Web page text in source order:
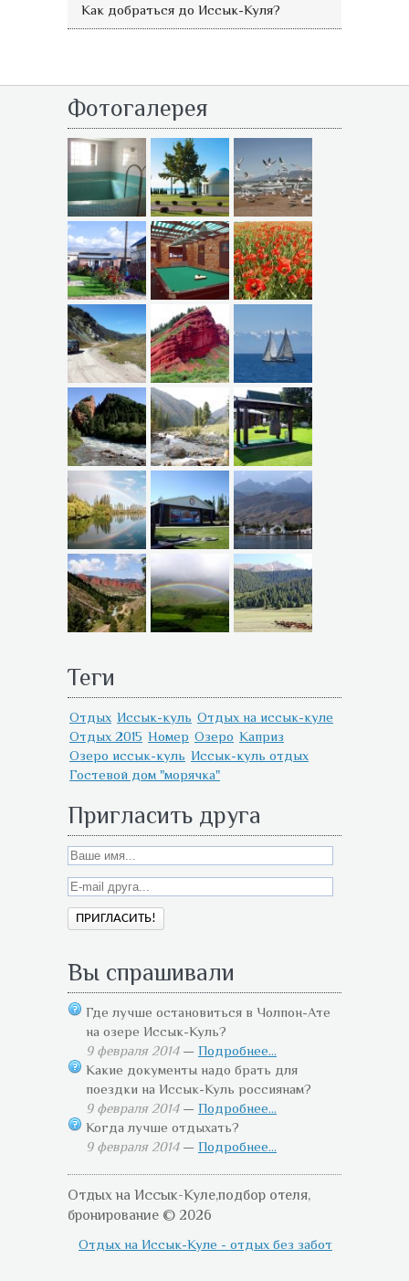
Как добраться до Иссык-Куля?
Фотогалерея
Теги
Отдых Иссык-куль Отдых на иссык-куле
Отдых 2015 Номер Озеро Каприз
Озеро иссык-куль Иссык-куль отдых
Гостевой дом "морячка"
Пригласить друга
Вы спрашивали
Где лучше остановиться в Чолпон-Ате
на озере Иссык-Куль?
9 февраля 2014— Подробнее...
Какие документы надо брать для
поездки на Иссык-Куль россиянам?
9 февраля 2014— Подробнее...
Когда лучше отдыхать?
9 февраля 2014— Подробнее...
Отдых на Иссык-Куле,подбор отеля,
бронирование © 2026
Отдых на Иссык-Куле - отдых без забот